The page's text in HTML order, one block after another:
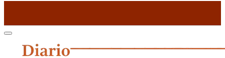
Primary
Menu